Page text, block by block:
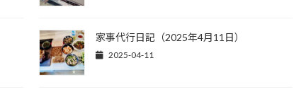
家事代行日記（2025年4月11日）
2025-04-11